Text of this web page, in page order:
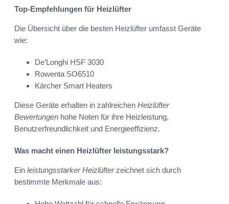
Top-Empfehlungen für Heizlüfter
Die Übersicht über die besten Heizlüfter umfasst Geräte
wie:
De’Longhi HSF 3030
Rowenta SO6510
Kärcher Smart Heaters
Diese Geräte erhalten in zahlreichen Heizlüfter
Bewertungen hohe Noten für ihre Heizleistung,
Benutzerfreundlichkeit und Energieeffizienz.
Was macht einen Heizlüfter leistungsstark?
Ein leistungsstarker Heizlüfterzeichnet sich durch
bestimmte Merkmale aus: